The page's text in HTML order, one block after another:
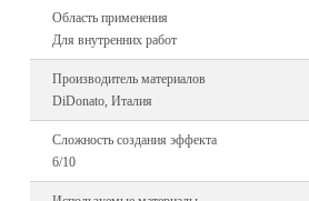
Область применения
Для внутренних работ
Производитель материалов
DiDonato, Италия
Сложность создания эффекта
6/10